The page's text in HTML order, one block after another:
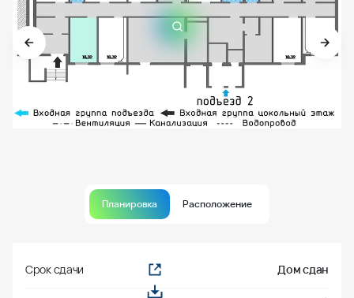
Планировка Расположение
Срок сдачи Дом сдан